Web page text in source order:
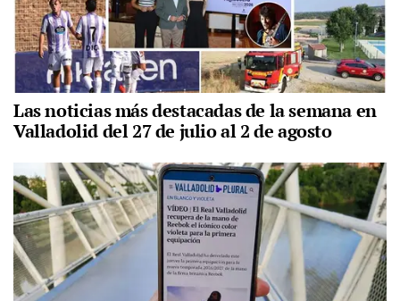
Las noticias más destacadas de la semana en
Valladolid del 27 de julio al 2 de agosto